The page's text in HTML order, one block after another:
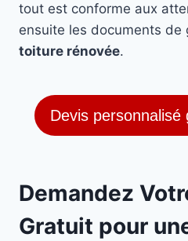
tout est conforme aux
ensuite les documents de
toiture rénovée.
Devis personnalisé
Demandez
Gratuit pour